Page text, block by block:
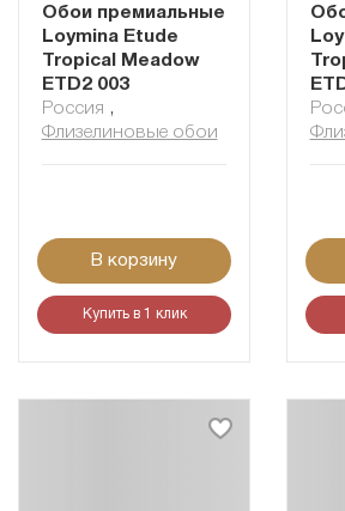
Обои премиальные
Loymina Etude
Tropical Meadow
ETD2 003
Россия ,
Флизелиновые обои
В корзину
Купить в 1 клик